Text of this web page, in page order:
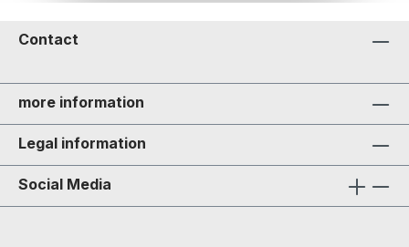
Contact
more information
Legal information
Social Media